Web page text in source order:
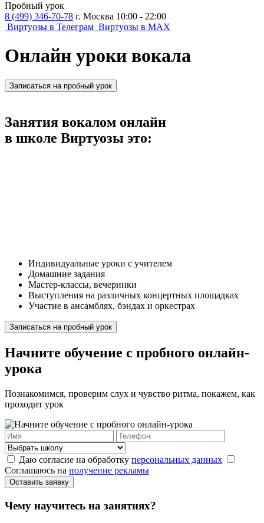
Пробный урок
8 (499) 346-70-78 г. Москва 10:00 - 22:00
Виртуозы в Телеграм Виртуозы в MAX
Онлайн уроки вокала
Записаться на пробный урок
Занятия вокалом онлайн
в школе Виртуозы это:
Индивидуальные уроки с учителем
Домашние задания
Мастер-классы, вечеринки
Выступления на различных концертных площадках
Участие в ансамблях, бэндах и оркестрах
Записаться на пробный урок
Начните обучение с пробного онлайн-
урока
Познакомимся, проверим слух и чувство ритма, покажем, как
проходит урок
Даю согласие на обработку персональных данных
Соглашаюсь на получение рекламы
Оставить заявку
Чему научитесь на занятиях?